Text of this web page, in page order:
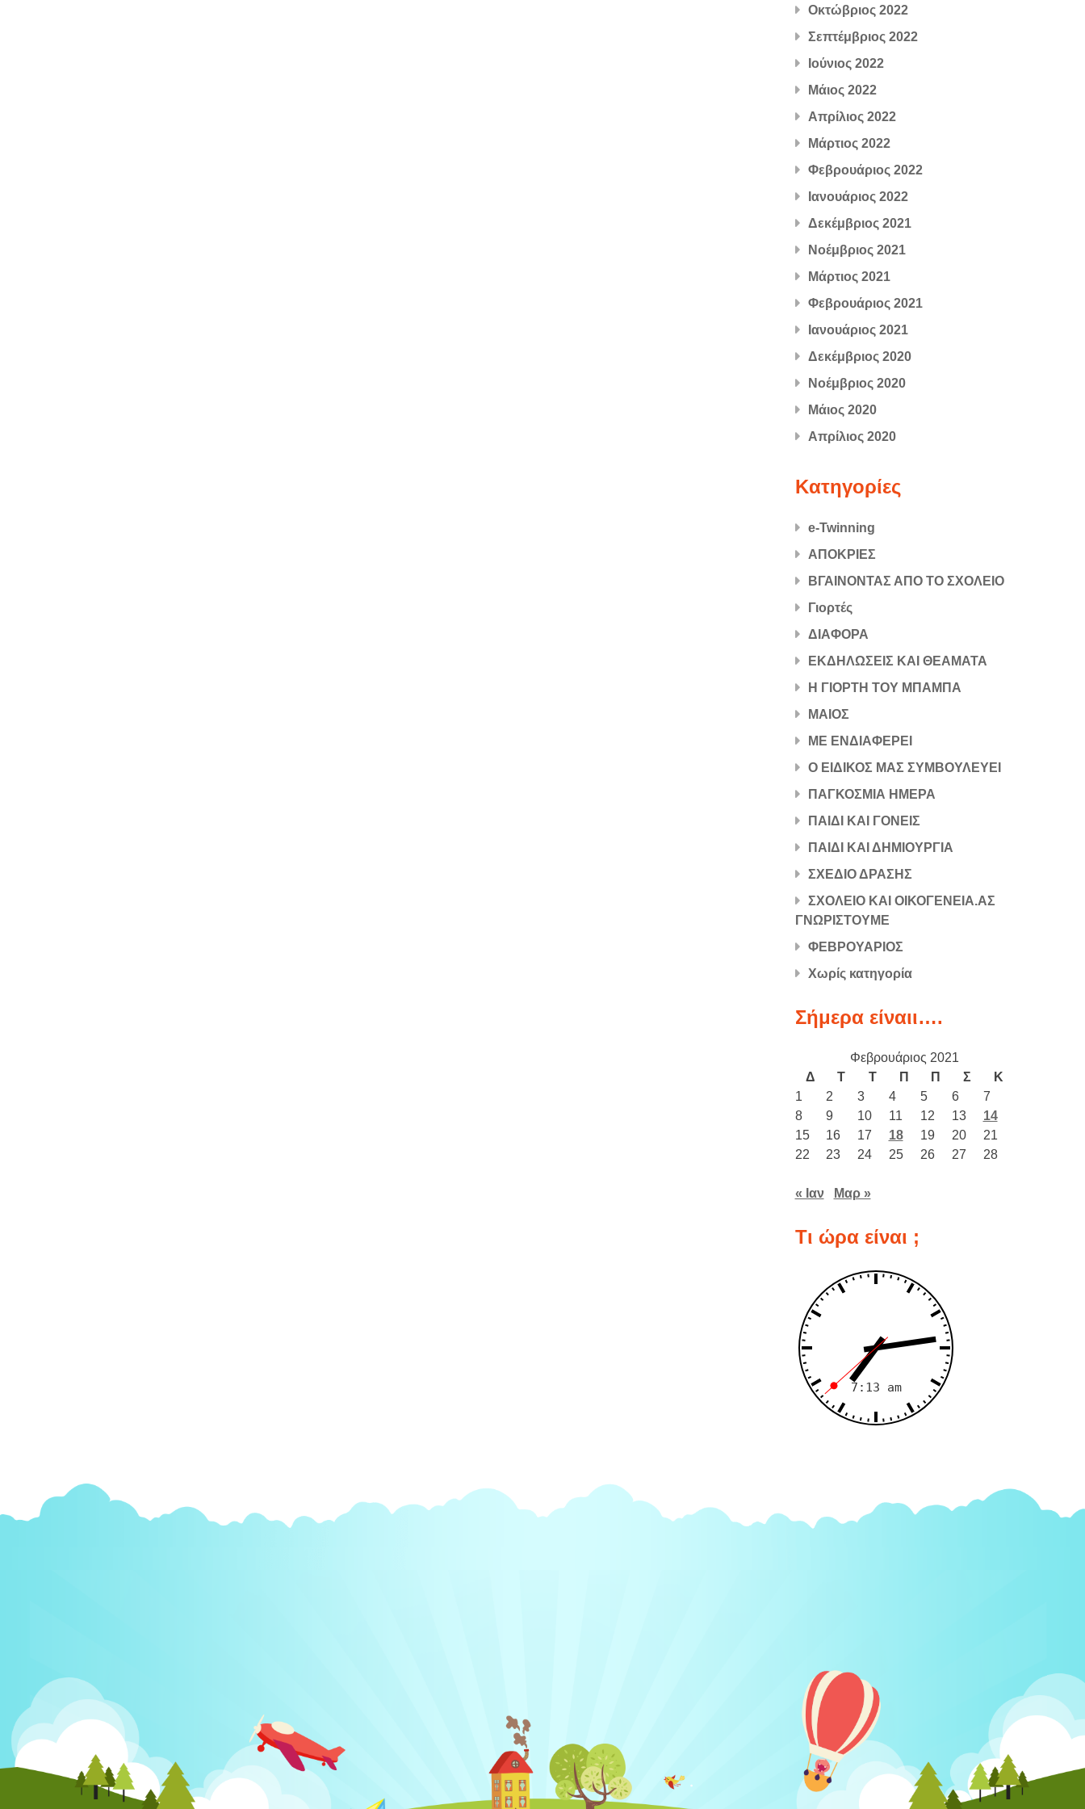
Οκτώβριος 2022
Σεπτέμβριος 2022
Ιούνιος 2022
Μάιος 2022
Απρίλιος 2022
Μάρτιος 2022
Φεβρουάριος 2022
Ιανουάριος 2022
Δεκέμβριος 2021
Νοέμβριος 2021
Μάρτιος 2021
Φεβρουάριος 2021
Ιανουάριος 2021
Δεκέμβριος 2020
Νοέμβριος 2020
Μάιος 2020
Απρίλιος 2020
Kατηγορίες
e-Twinning
ΑΠΟΚΡΙΕΣ
ΒΓΑΙΝΟΝΤΑΣ ΑΠΟ ΤΟ ΣΧΟΛΕΙΟ
Γιορτές
ΔΙΑΦΟΡΑ
ΕΚΔΗΛΩΣΕΙΣ ΚΑΙ ΘΕΑΜΑΤΑ
Η ΓΙΟΡΤΗ ΤΟΥ ΜΠΑΜΠΑ
ΜΑΙΟΣ
ΜΕ ΕΝΔΙΑΦΕΡΕΙ
Ο ΕΙΔΙΚΟΣ ΜΑΣ ΣΥΜΒΟΥΛΕΥΕΙ
ΠΑΓΚΟΣΜΙΑ ΗΜΕΡΑ
ΠΑΙΔΙ ΚΑΙ ΓΟΝΕΙΣ
ΠΑΙΔΙ ΚΑΙ ΔΗΜΙΟΥΡΓΙΑ
ΣΧΕΔΙΟ ΔΡΑΣΗΣ
ΣΧΟΛΕΙΟ ΚΑΙ ΟΙΚΟΓΕΝΕΙΑ.ΑΣ
ΓΝΩΡΙΣΤΟΥΜΕ
ΦΕΒΡΟΥΑΡΙΟΣ
Χωρίς κατηγορία
Σήμερα είναιι….
Φεβρουάριος 2021
Δ
Τ Τ Π Π Σ
Κ
1
2 3 4 5 6
7
8
9 10 11 12 13
14
15
16 17 18 19 20
21
22
23 24 25 26 27 28
« Ιαν Μαρ »
Τι ώρα είναι ;